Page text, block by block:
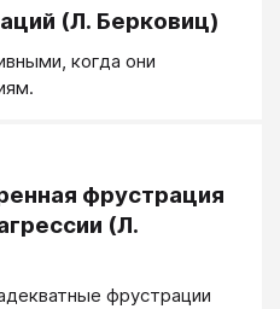
(Л. Берковиц)
когда они
фрустрация
(Л.
фрустрации